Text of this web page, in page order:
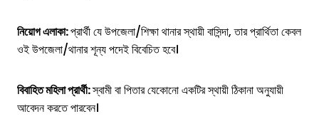
নিয়োগ এলাকা:প্রার্থী যে উপজেলা/শিক্ষা থানার স্থায়ী বাসিন্দা, তার প্রার্থিতা কেবল
ওই উপজেলা/থানার শূন্য পদেই বিবেচিত হবে।
বিবাহিত মহিলা প্রার্থী:স্বামী বা পিতার যেকোনো একটির স্থায়ী ঠিকানা অনুযায়ী
আবেদন করতে পারবেন।